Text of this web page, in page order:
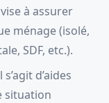
à assurer
ménage (isolé,
SDF, etc.).
s’agit d’aides
situation